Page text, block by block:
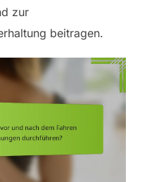
zur
beitragen.